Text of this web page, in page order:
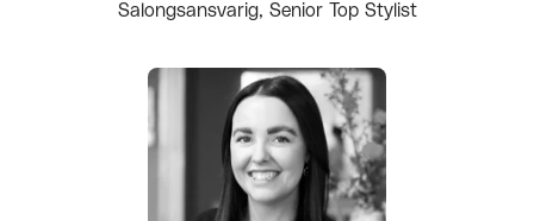
Salongsansvarig, Senior Top Stylist